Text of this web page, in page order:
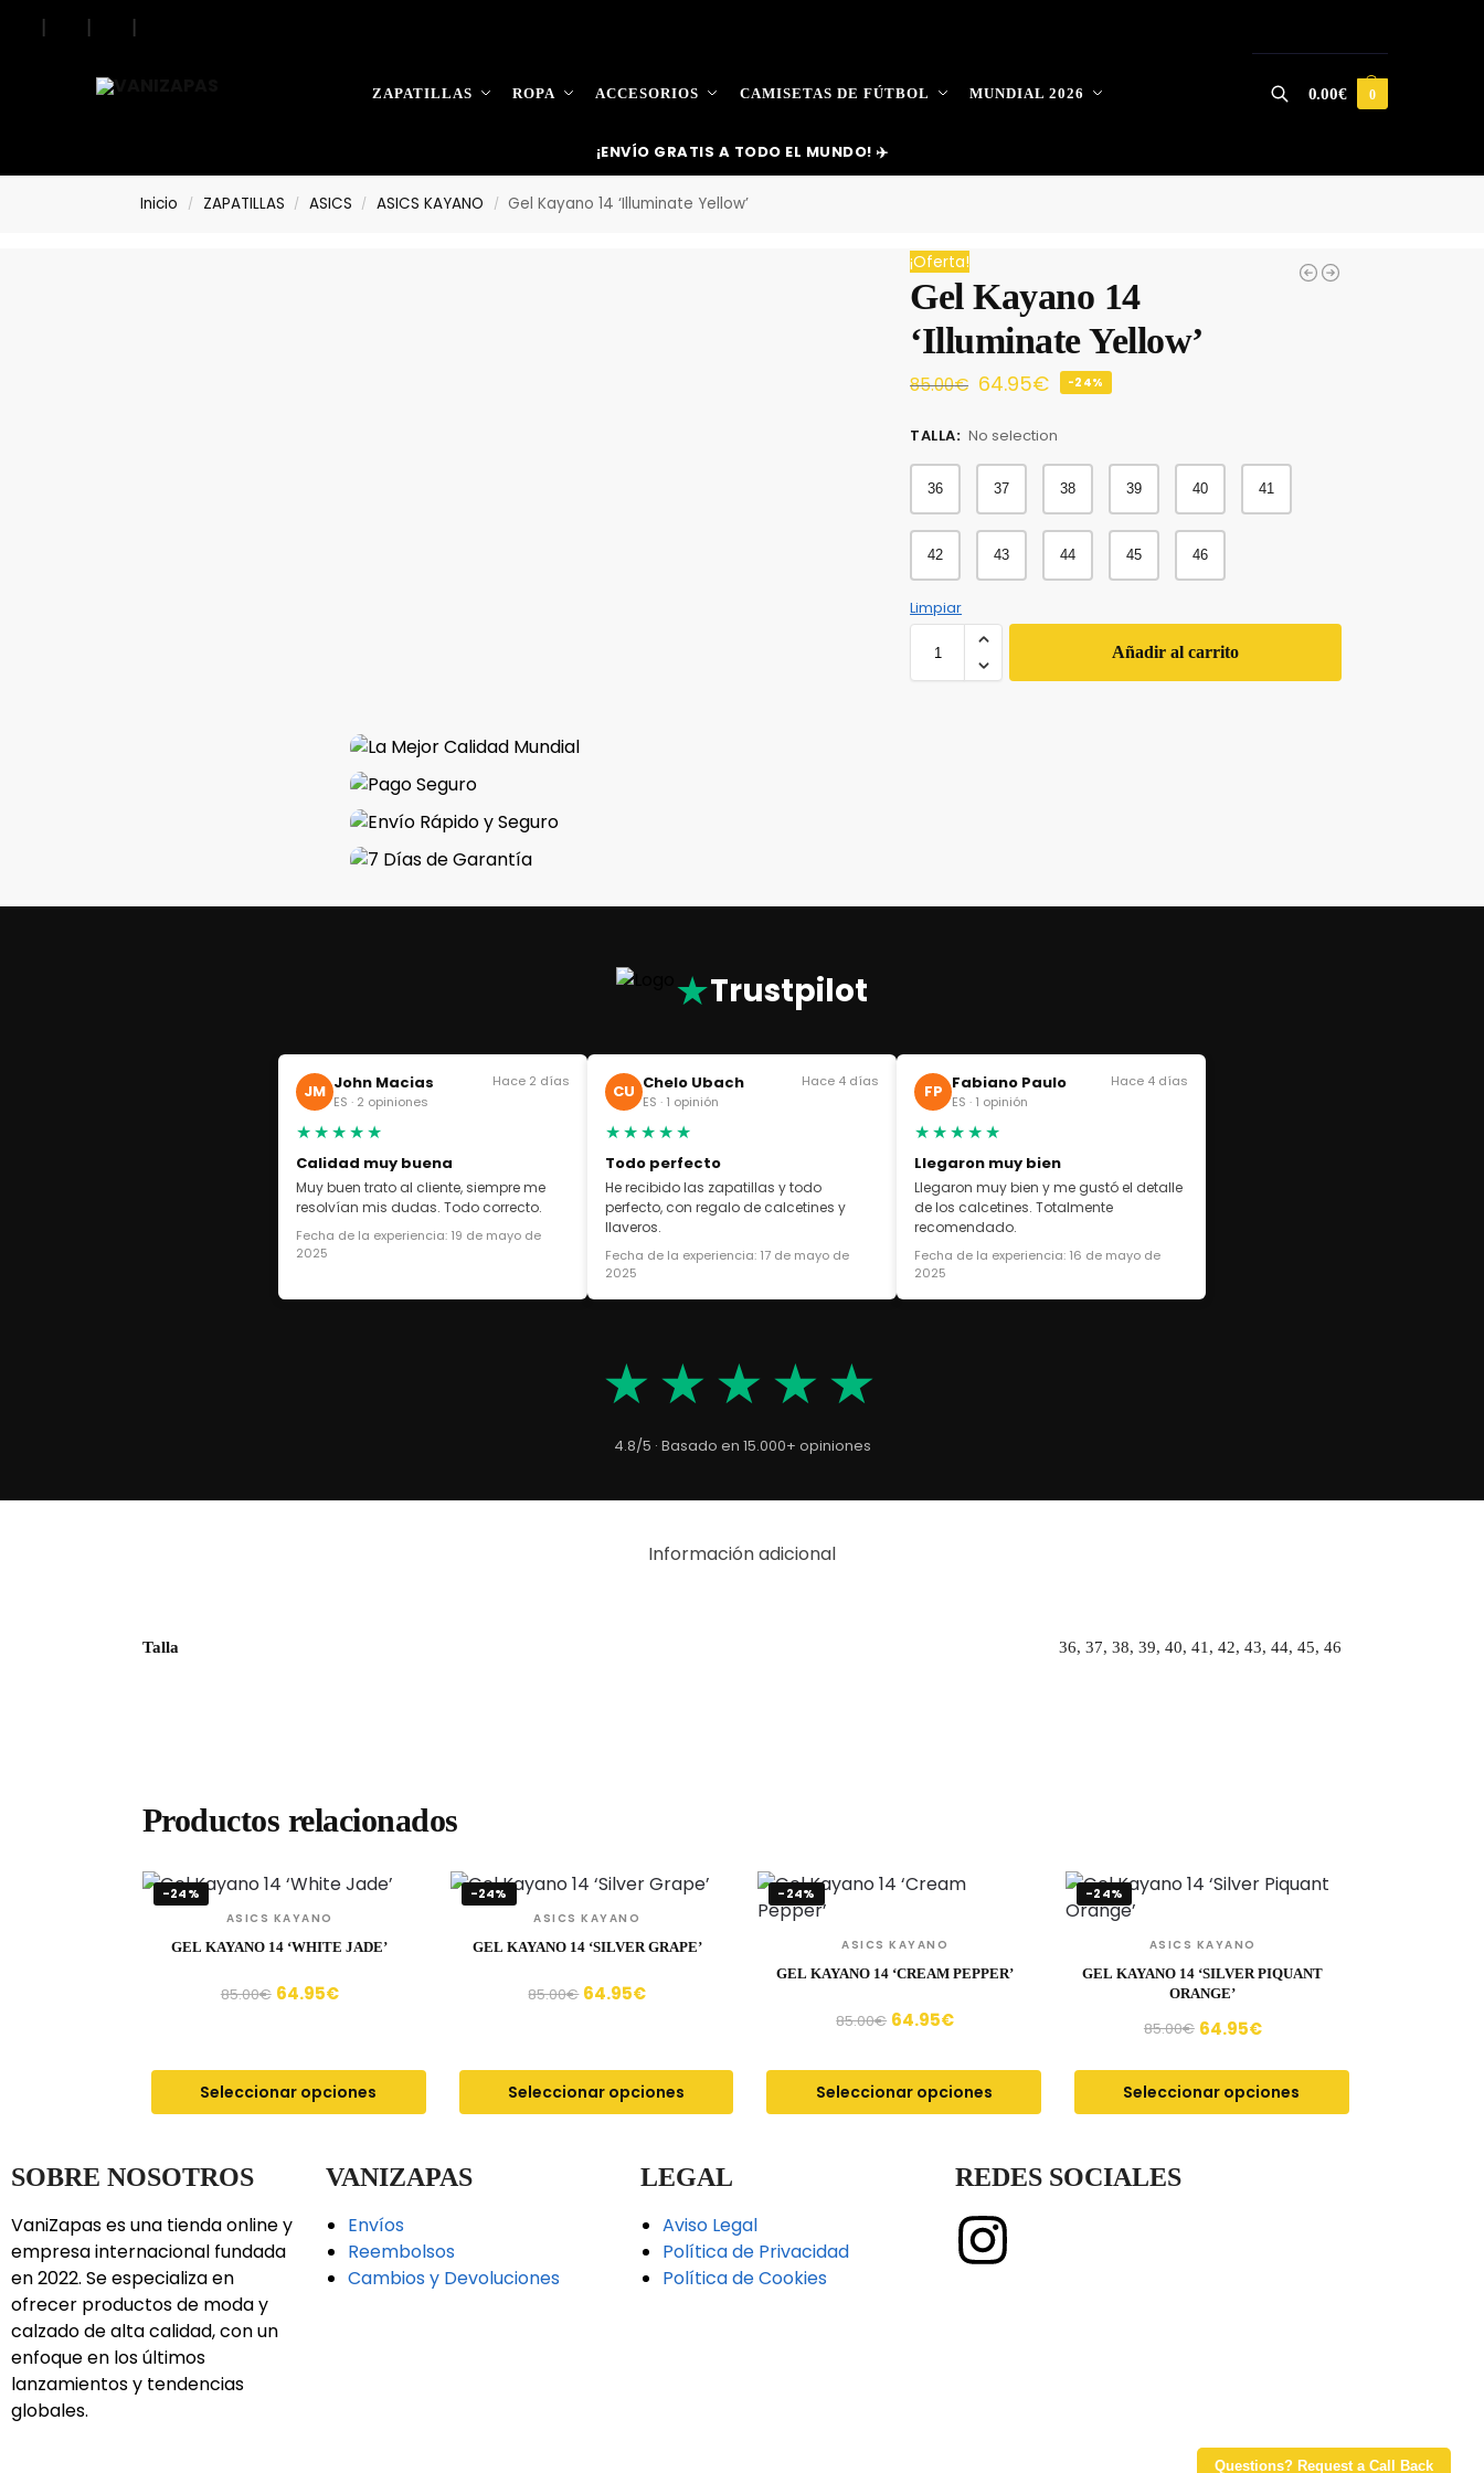
| | |
ZAPATILLAS ROPA ACCESORIOS CAMISETAS DE FÚTBOL MUNDIAL 2026
Search
0.00€ 0
¡ENVÍO GRATIS A TODO EL MUNDO! ✈️
Inicio / ZAPATILLAS / ASICS / ASICS KAYANO / Gel Kayano 14 ‘Illuminate Yellow’
¡Oferta!
Gel Kayano 14
‘Illuminate Yellow’
85.00€ 64.95€ -24%
TALLA: No selection
36 37 38 39 40 41
42 43 44 45 46
Limpiar
Añadir al carrito
Questions? Request a Call Back
★Trustpilot
JM John Macias
ES · 2 opiniones
Hace 2 días
★★★★★
Calidad muy buena
Muy buen trato al cliente, siempre me
resolvían mis dudas. Todo correcto.
Fecha de la experiencia: 19 de mayo de
2025
CU Chelo Ubach
ES · 1 opinión
Hace 4 días
★★★★★
Todo perfecto
He recibido las zapatillas y todo
perfecto, con regalo de calcetines y
llaveros.
Fecha de la experiencia: 17 de mayo de
2025
FP Fabiano Paulo
ES · 1 opinión
Hace 4 días
★★★★★
Llegaron muy bien
Llegaron muy bien y me gustó el detalle
de los calcetines. Totalmente
recomendado.
Fecha de la experiencia: 16 de mayo de
2025
★★★★★
4.8/5 · Basado en 15.000+ opiniones
Información adicional
Talla 36, 37, 38, 39, 40, 41, 42, 43, 44, 45, 46
Productos relacionados
-24%
ASICS KAYANO
GEL KAYANO 14 ‘WHITE JADE’
85.00€ 64.95€
Seleccionar opciones
-24%
ASICS KAYANO
GEL KAYANO 14 ‘SILVER GRAPE’
85.00€ 64.95€
Seleccionar opciones
-24%
ASICS KAYANO
GEL KAYANO 14 ‘CREAM PEPPER’
85.00€ 64.95€
Seleccionar opciones
-24%
ASICS KAYANO
GEL KAYANO 14 ‘SILVER PIQUANT
ORANGE’
85.00€ 64.95€
Seleccionar opciones
SOBRE NOSOTROS
VaniZapas es una tienda online y
empresa internacional fundada
en 2022. Se especializa en
ofrecer productos de moda y
calzado de alta calidad, con un
enfoque en los últimos
lanzamientos y tendencias
globales.
VANIZAPAS
Envíos
Reembolsos
Cambios y Devoluciones
LEGAL
Aviso Legal
Política de Privacidad
Política de Cookies
REDES SOCIALES